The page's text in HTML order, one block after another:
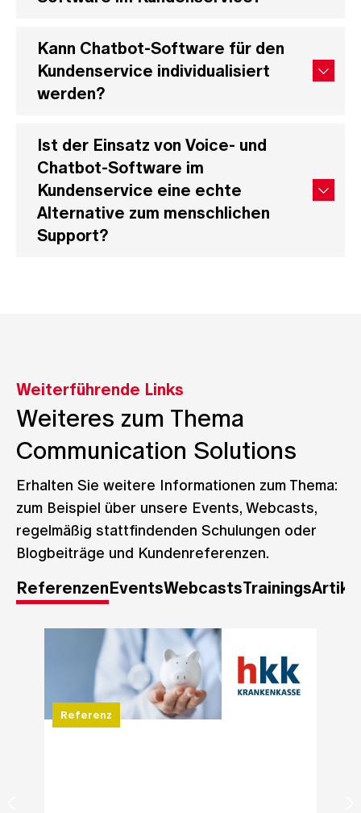
Kann Chatbot-Software für den
Kundenservice individualisiert
werden?
Ist der Einsatz von Voice- und
Chatbot-Software im
Kundenservice eine echte
Alternative zum menschlichen
Support?
Weiterführende Links
Weiteres zum Thema
Communication Solutions
Erhalten Sie weitere Informationen zum Thema:
zum Beispiel über unsere Events, Webcasts,
regelmäßig stattfindenden Schulungen oder
Blogbeiträge und Kundenreferenzen.
ReferenzenEventsWebcastsTrainings
Referenz